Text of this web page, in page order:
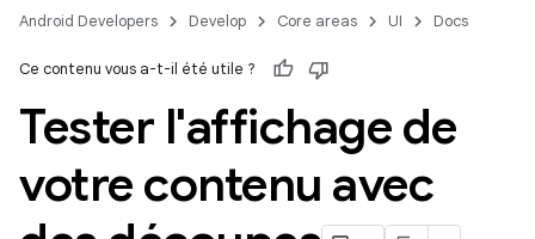
Android Developers Develop Core areas UI Docs
Ce contenu vous a-t-il été utile ?
Tester l'affichage de
votre contenu avec